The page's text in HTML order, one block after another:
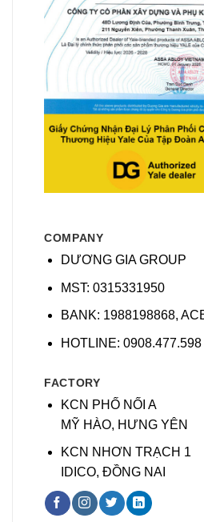
COMPANY
DƯƠNG GIA GROUP
MST: 0315331950
BANK: 1988198868,
HOTLINE: 0908.477.598
FACTORY
KCN PHỐ NỐI A
MỸ HÀO, HƯNG YÊN
KCN NHƠN TRẠCH 1
IDICO, ĐỒNG NAI